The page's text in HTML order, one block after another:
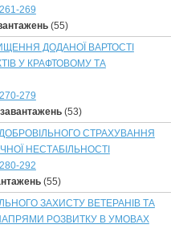
269
(55)
ДОДАНОЇ ВАРТОСТІ
У КРАФТОВОМУ ТА
279
завантажень(53)
СТРАХУВАННЯ
НЕСТАБІЛЬНОСТІ
292
(55)
ЗАХИСТУ ВЕТЕРАНІВ ТА
РОЗВИТКУ В УМОВАХ